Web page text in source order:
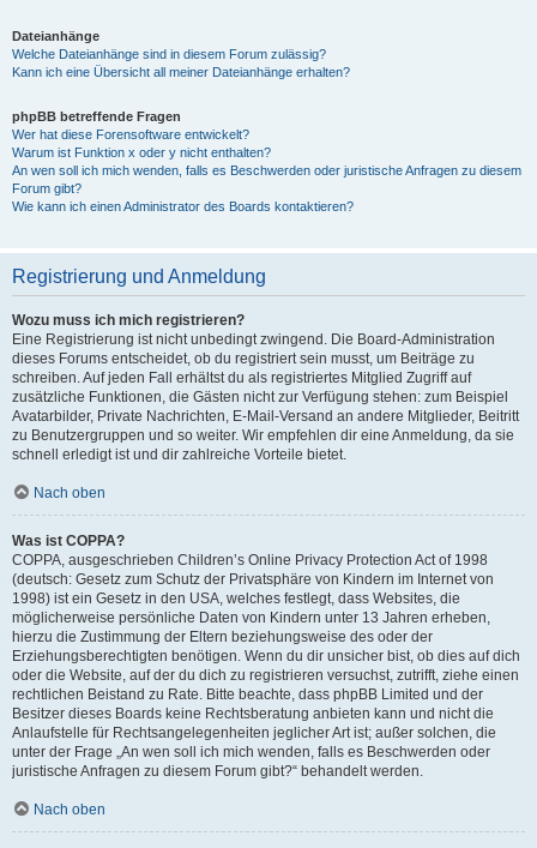
Dateianhänge
Welche Dateianhänge sind in diesem Forum zulässig?
Kann ich eine Übersicht all meiner Dateianhänge erhalten?
phpBB betreffende Fragen
Wer hat diese Forensoftware entwickelt?
Warum ist Funktion x oder y nicht enthalten?
An wen soll ich mich wenden, falls es Beschwerden oder juristische Anfragen zu diesem
Forum gibt?
Wie kann ich einen Administrator des Boards kontaktieren?
Registrierung und Anmeldung
Wozu muss ich mich registrieren?
Eine Registrierung ist nicht unbedingt zwingend. Die Board-Administration
dieses Forums entscheidet, ob du registriert sein musst, um Beiträge zu
schreiben. Auf jeden Fall erhältst du als registriertes Mitglied Zugriff auf
zusätzliche Funktionen, die Gästen nicht zur Verfügung stehen: zum Beispiel
Avatarbilder, Private Nachrichten, E-Mail-Versand an andere Mitglieder, Beitritt
zu Benutzergruppen und so weiter. Wir empfehlen dir eine Anmeldung, da sie
schnell erledigt ist und dir zahlreiche Vorteile bietet.
Nach oben
Was ist COPPA?
COPPA, ausgeschrieben Children’s Online Privacy Protection Act of 1998
(deutsch: Gesetz zum Schutz der Privatsphäre von Kindern im Internet von
1998) ist ein Gesetz in den USA, welches festlegt, dass Websites, die
möglicherweise persönliche Daten von Kindern unter 13 Jahren erheben,
hierzu die Zustimmung der Eltern beziehungsweise des oder der
Erziehungsberechtigten benötigen. Wenn du dir unsicher bist, ob dies auf dich
oder die Website, auf der du dich zu registrieren versuchst, zutrifft, ziehe einen
rechtlichen Beistand zu Rate. Bitte beachte, dass phpBB Limited und der
Besitzer dieses Boards keine Rechtsberatung anbieten kann und nicht die
Anlaufstelle für Rechtsangelegenheiten jeglicher Art ist; außer solchen, die
unter der Frage „An wen soll ich mich wenden, falls es Beschwerden oder
juristische Anfragen zu diesem Forum gibt?“ behandelt werden.
Nach oben